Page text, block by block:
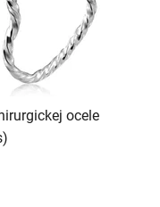
ocele